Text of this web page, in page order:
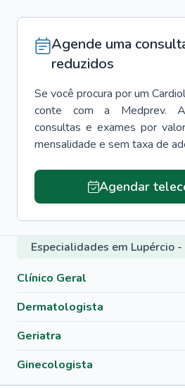
Agende uma
reduzidos
Se você procura por um
conte com a Medprev.
consultas e exames por
mensalidade e sem taxa de
Agendar
Especialidades em Lupércio -
Clínico Geral
Dermatologista
Geriatra
Ginecologista